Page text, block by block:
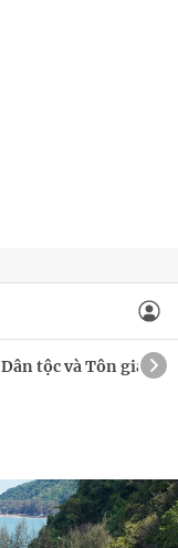
Dân tộc và Tôn giáo